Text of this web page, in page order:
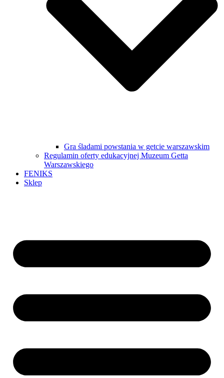
Gra śladami powstania w getcie warszawskim
Regulamin oferty edukacyjnej Muzeum Getta
Warszawskiego
FENIKS
Sklep